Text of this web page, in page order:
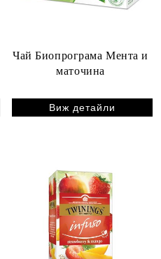
Чай Биопрограма Мента и
маточина
Виж детайли